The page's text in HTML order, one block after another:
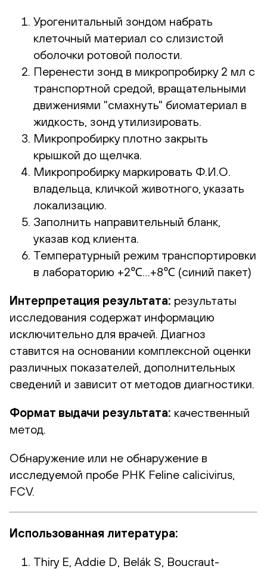
Урогенитальный зондом набрать
клеточный материал со слизистой
оболочки ротовой полости.
Перенести зонд в микропробирку 2 мл с
транспортной средой, вращательными
движениями "смахнуть" биоматериал в
жидкость, зонд утилизировать.
Микропробирку плотно закрыть
крышкой до щелчка.
Микропробирку маркировать Ф.И.О.
владельца, кличкой животного, указать
локализацию.
Заполнить направительный бланк,
указав код клиента.
Температурный режим транспортировки
в лабораторию +2℃…+8℃ (синий пакет)
Интерпретация результата: результаты
исследования содержат информацию
исключительно для врачей. Диагноз
ставится на основании комплексной оценки
различных показателей, дополнительных
сведений и зависит от методов диагностики.
Формат выдачи результата: качественный
метод.
Обнаружение или не обнаружение в
исследуемой пробе РНК Feline calicivirus,
FCV.
Использованная литература:
Thiry E, Addie D, Belák S, Boucraut-